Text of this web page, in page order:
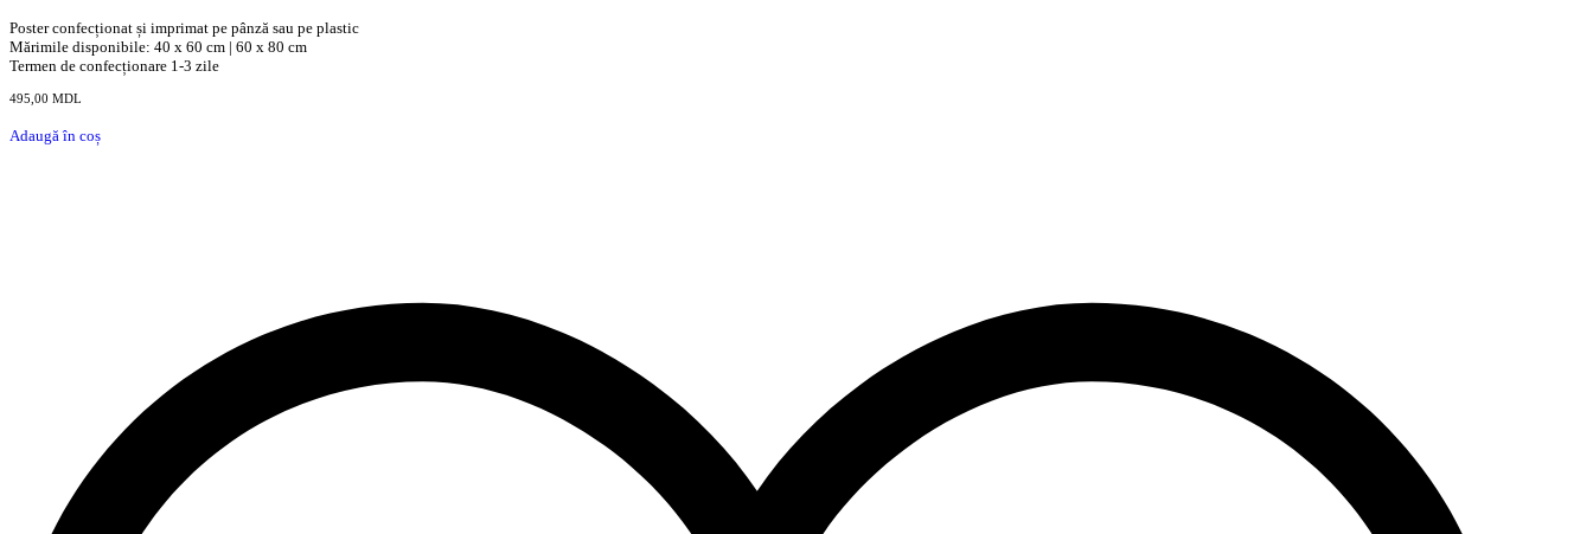
Poster confecționat și imprimat pe pânză sau pe plastic
Mărimile disponibile: 40 x 60 cm | 60 x 80 cm
Termen de confecționare 1-3 zile
495,00 MDL
Adaugă în coș